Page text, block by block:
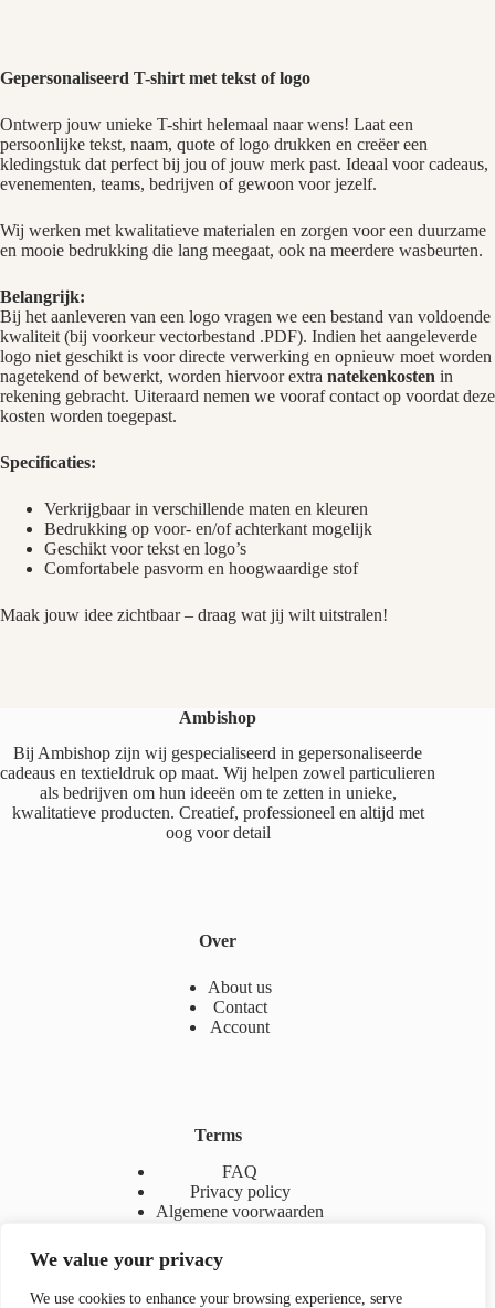
We value your privacy
We use cookies to enhance your browsing experience, serve
Gepersonaliseerd T-shirt met tekst of logo
Ontwerp jouw unieke T-shirt helemaal naar wens! Laat een
persoonlijke tekst, naam, quote of logo drukken en creëer een
kledingstuk dat perfect bij jou of jouw merk past. Ideaal voor cadeaus,
evenementen, teams, bedrijven of gewoon voor jezelf.
Wij werken met kwalitatieve materialen en zorgen voor een duurzame
en mooie bedrukking die lang meegaat, ook na meerdere wasbeurten.
Belangrijk:
Bij het aanleveren van een logo vragen we een bestand van voldoende
kwaliteit (bij voorkeur vectorbestand .PDF). Indien het aangeleverde
logo niet geschikt is voor directe verwerking en opnieuw moet worden
nagetekend of bewerkt, worden hiervoor extra natekenkosten in
rekening gebracht. Uiteraard nemen we vooraf contact op voordat deze
kosten worden toegepast.
Specificaties:
Verkrijgbaar in verschillende maten en kleuren
Bedrukking op voor- en/of achterkant mogelijk
Geschikt voor tekst en logo’s
Comfortabele pasvorm en hoogwaardige stof
Maak jouw idee zichtbaar – draag wat jij wilt uitstralen!
Ambishop
Bij Ambishop zijn wij gespecialiseerd in gepersonaliseerde
cadeaus en textieldruk op maat. Wij helpen zowel particulieren
als bedrijven om hun ideeën om te zetten in unieke,
kwalitatieve producten. Creatief, professioneel en altijd met
oog voor detail
Over
About us
Contact
Account
Terms
FAQ
Privacy policy
Algemene voorwaarden